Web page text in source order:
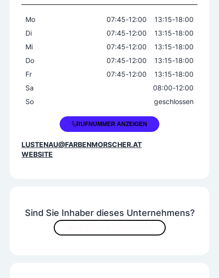
Sind Sie Inhaber dieses Unternehmens?
Mo 07:45-12:00 13:15-18:00
Di
07:45-12:00 13:15-18:00
Mi
07:45-12:00 13:15-18:00
Do
07:45-12:00 13:15-18:00
Fr
07:45-12:00 13:15-18:00
Sa
08:00-12:00
So
geschlossen
+43 5577 85360RUFNUMMER ANZEIGEN
LUSTENAU@FARBENMORSCHER.AT
WEBSITE